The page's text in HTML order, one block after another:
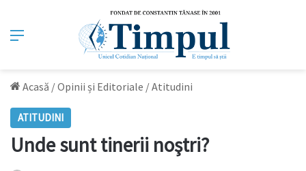
Meniu
Acasă /Opinii și Editoriale /Atitudini
ATITUDINI
Unde sunt tinerii noştri?